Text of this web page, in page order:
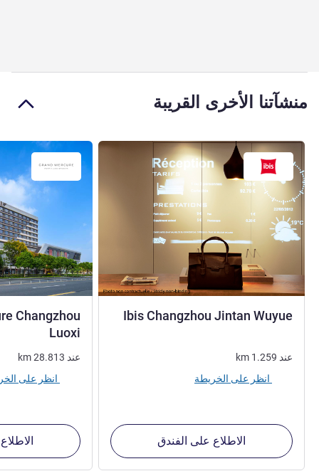
منشآتنا الأخرى القريبة
Ibis Changzhou Jintan Wuyue
عند km 1.259
الاطلاع على الفندق
Changzhou
Luoxi
عند km28.813